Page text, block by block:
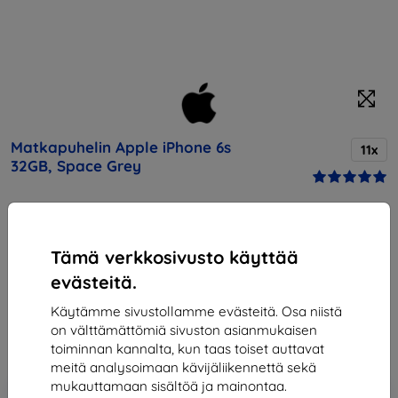
Tämä verkkosivusto käyttää
evästeitä.
Käytämme sivustollamme evästeitä. Osa niistä
on välttämättömiä sivuston asianmukaisen
toiminnan kannalta, kun taas toiset auttavat
meitä analysoimaan kävijäliikennettä sekä
mukauttamaan sisältöä ja mainontaa.
Matkapuhelin Apple iPhone 6s
32GB, Space Grey
11x
lisävarusteista!
303,90 €
273,51 €
Alennus kupongilla